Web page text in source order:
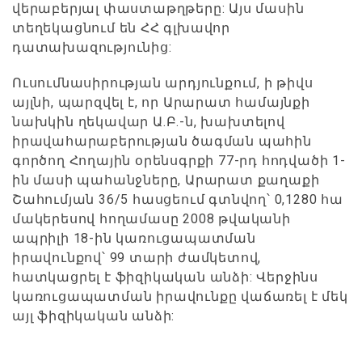
վերաբերյալ փաստաթղթերը: Այս մասին
տեղեկացնում են ՀՀ գլխավոր
դատախազությունից:
Ուսումնասիրության արդյունքում, ի թիվս
այլնի, պարզվել է, որ Արարատ համայնքի
նախկին ղեկավար Ա.Բ.-ն, խախտելով
իրավահարաբերության ծագման պահին
գործող Հողային օրենսգրքի 77-րդ հոդվածի 1-
ին մասի պահանջները, Արարատ քաղաքի
Շահումյան 36/5 հասցեում գտնվող՝ 0,1280 հա
մակերեսով հողամասը 2008 թվականի
ապրիլի 18-ին կառուցապատման
իրավունքով՝ 99 տարի ժամկետով,
հատկացրել է ֆիզիկական անձի: Վերջինս
կառուցապատման իրավունքը վաճառել է մեկ
այլ ֆիզիկական անձի: